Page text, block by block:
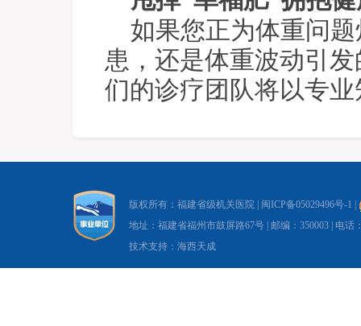
如果您正为体重问
患，还是体重波动引
们的诊疗团队将以专
版权所有：福建省级机关医院 | 闽ICP备05029496号-1
地址：福建省福州市鼓屏路67号 | 邮编：350003 | 电话
技术支持：海西天成